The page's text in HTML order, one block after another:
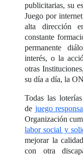
publicitarias, su
Juego por
alta dirección
constante
permanente
interés, o la
otras
su día a día, la
Todas las
de juego
Organización
labor social y
mejorar la
con otra